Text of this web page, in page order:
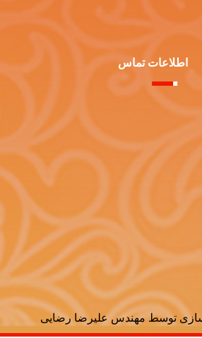
اطلاعات تماس
ســتـارخــان بین خیابان شـادمـهـر و
نجاری - کوچه فرحزاد پلاک8 واحد16
توسط مهندس علیرضا رضایی